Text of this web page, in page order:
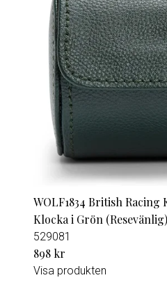
WOLF1834 British
Klocka i Grön (Resevänlig)
529081
898 kr
Visa produkten